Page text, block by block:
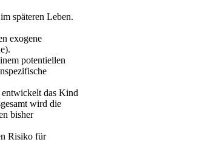
späteren Leben.
exogene
potentiellen
das Kind
wird die
bisher
Risiko für